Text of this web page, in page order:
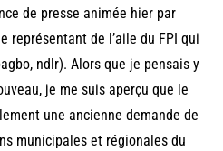
de presse animée hier par
représentant de l’aile du FPI qui
ndlr). Alors que je pensais y
je me suis aperçu que le
une ancienne demande de
municipales et régionales du